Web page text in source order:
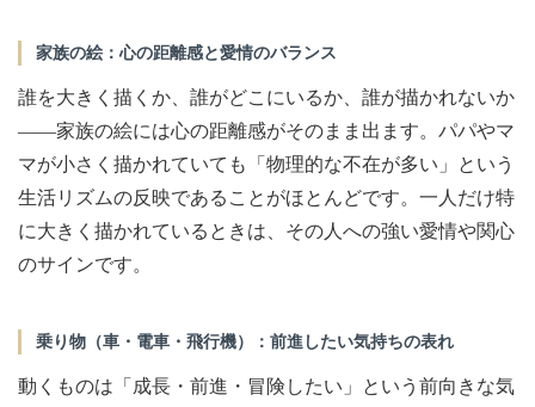
家族の絵：心の距離感と愛情のバランス
誰を大きく描くか、誰がどこにいるか、誰が描かれないか
——家族の絵には心の距離感がそのまま出ます。パパやマ
マが小さく描かれていても「物理的な不在が多い」という
生活リズムの反映であることがほとんどです。一人だけ特
に大きく描かれているときは、その人への強い愛情や関心
のサインです。
乗り物（車・電車・飛行機）：前進したい気持ちの表れ
動くものは「成長・前進・冒険したい」という前向きな気